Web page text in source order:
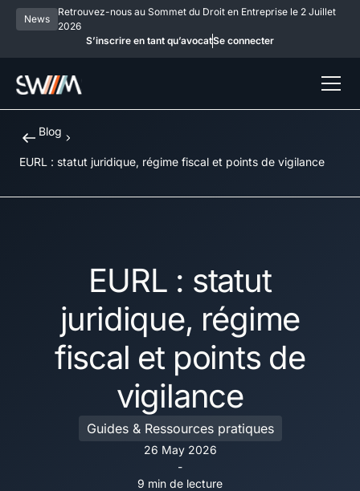
News
Retrouvez-nous au Sommet du Droit en Entreprise le 2 Juillet
2026
S’inscrire en tant qu’avocatSe connecter
Blog
EURL : statut juridique, régime fiscal et points de vigilance
EURL : statut
juridique, régime
fiscal et points de
vigilance
Guides & Ressources pratiques
26 May 2026
-
9 min de lecture